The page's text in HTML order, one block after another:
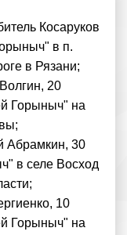
Косаруков
в п.
в Рязани;
20
Горыныч" на
Абрамкин, 30
в селе Восход
10
Горыныч" на